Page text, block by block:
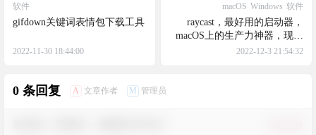
软件
gifdown关键词表情包下载工具
2022-11-30 18:44:00
macOS Windows 软件
raycast，最好用的启动器，
macOS上的生产力神器，现在
还推出了windows和iOS版本
2022-12-3 21:54:32
0 条回复 A 文章作者 M 管理员